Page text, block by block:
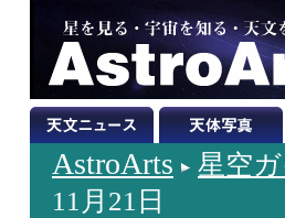
AstroArts 星空
11月21日